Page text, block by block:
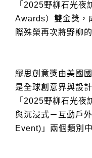
「2025野柳石光
Awards）雙金獎，
際殊榮再次將野柳
繆思創意獎由美國
是全球創意界與設
「2025野柳石光
與沉浸式－互動戶
Event)」兩個類別